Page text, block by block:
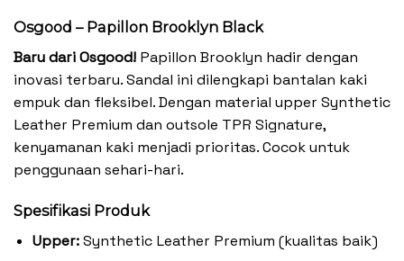
Rp395.000.Rp310.000.
Osgood – Papillon Brooklyn Black
Baru dari Osgood! Papillon Brooklyn hadir dengan
inovasi terbaru. Sandal ini dilengkapi bantalan kaki
empuk dan fleksibel. Dengan material upper Synthetic
Leather Premium dan outsole TPR Signature,
kenyamanan kaki menjadi prioritas. Cocok untuk
penggunaan sehari-hari.
Spesifikasi Produk
Upper:Synthetic Leather Premium (kualitas baik)